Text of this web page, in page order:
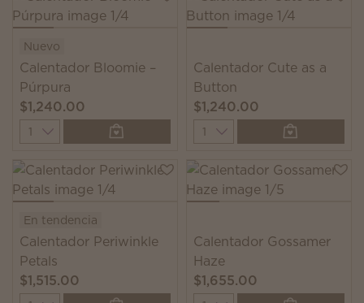
Nuevo
Calentador Bloomie –
Púrpura
$1,240.00
Quantity
Calentador Cute as a
Button
$1,240.00
Quantity
En tendencia
Calentador Periwinkle
Petals
$1,515.00
Calentador Gossamer
Haze
$1,655.00